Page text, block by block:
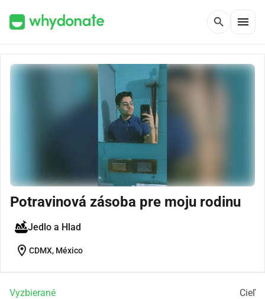
search menu
Potravinová zásoba pre moju rodinu
Jedlo a Hlad
location_on CDMX, México
Vyzbierané Cieľ